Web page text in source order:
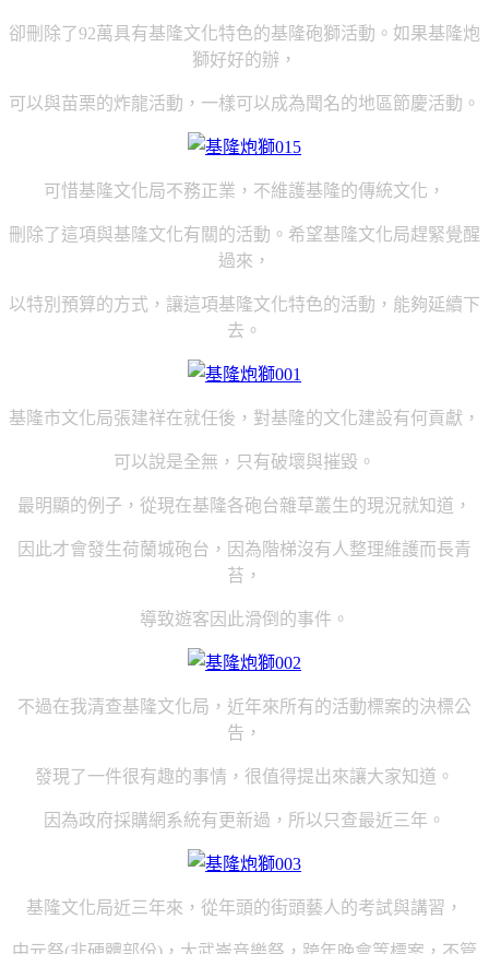
卻刪除了92萬具有基隆文化特色的基隆砲獅活動。如果基隆炮
獅好好的辦，
可以與苗栗的炸龍活動，一樣可以成為聞名的地區節慶活動。
可惜基隆文化局不務正業，不維護基隆的傳統文化，
刪除了這項與基隆文化有關的活動。希望基隆文化局趕緊覺醒
過來，
以特別預算的方式，讓這項基隆文化特色的活動，能夠延續下
去。
基隆市文化局張建祥在就任後，對基隆的文化建設有何貢獻，
可以說是全無，只有破壞與摧毀。
最明顯的例子，從現在基隆各砲台雜草叢生的現況就知道，
因此才會發生荷蘭城砲台，因為階梯沒有人整理維護而長青
苔，
導致遊客因此滑倒的事件。
不過在我清查基隆文化局，近年來所有的活動標案的決標公
告，
發現了一件很有趣的事情，很值得提出來讓大家知道。
因為政府採購網系統有更新過，所以只查最近三年。
基隆文化局近三年來，從年頭的街頭藝人的考試與講習，